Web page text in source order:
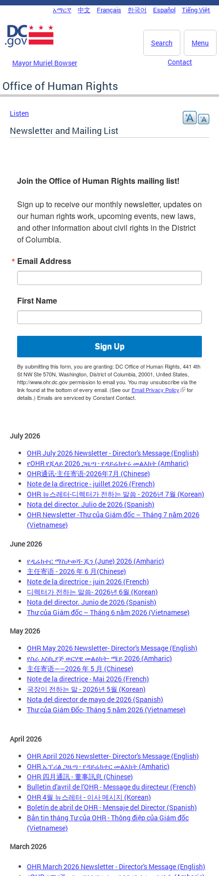
Skip to main content
DC Agency Top Menu
አማርኛ 中文 Français 한국어 Español Tiếng Việt
Menu
Search
Mayor Muriel Bowser Contact
Office of Human Rights
Listen
Newsletter and Mailing List
Join the Office of Human Rights mailing list!
Sign up to receive our monthly newsletter, updates on
our human rights work, upcoming events, new laws,
and other information about civil rights in the District
of Columbia.
Email Address
First Name
Sign Up
By submitting this form, you are granting: DC Office of Human Rights, 441 4th
St NW Ste 570N, Washington, District of Columbia, 20001, United States,
http://www.ohr.dc.gov permission to email you. You may unsubscribe via the
link found at the bottom of every email. (See our Email Privacy Policy
for
details.) Emails are serviced by Constant Contact.
July 2026
OHR July 2026 Newsletter - Director's Message (English)
የOHR የጁላይ 2026 ጋዜጣ - የዳይሬክተሩ መልእክት (Amharic)
OHR通讯-主任寄语-2026年7月 (Chinese)
Note de la directrice - juillet 2026 (French)
OHR 뉴스레터-디렉터가 전하는 말씀 - 2026년 7월 (Korean)
Nota del director. Julio de 2026 (Spanish)
OHR Newsletter -Thư của Giám đốc – Tháng 7 năm 2026
(Vietnamese)
June 2026
የዲሬክተር ማስታወሻ- ጁን (June) 2026 (Amharic)
主任寄语 - 2026 年 6 月(Chinese)
Note de la directrice - juin 2026 (French)
디렉터가 전하는 말씀- 2026년 6월 (Korean)
Nota del director. Junio de 2026 (Spanish)
Thư của Giám đốc – Tháng 6 năm 2026 (Vietnamese)
May 2026
OHR May 2026 Newsletter- Director's Message (English)
የስራ አስኪያጅ ወርሃዊ መልዕክት- ሜይ 2026 (Amharic)
主任寄语——2026 年 5 月 (Chinese)
Note de la directrice - Mai 2026 (French)
국장이 전하는 말 - 2026년 5월 (Korean)
Nota del director de mayo de 2026 (Spanish)
Thư của Giám Đốc- Tháng 5 năm 2026 (Vietnamese)
April 2026
OHR April 2026 Newsletter- Director's Message (English)
OHR ኤፕሪል ጋዜጣ - የዳይሬክተር መልእክት (Amharic)
OHR 四月通訊 - 董事訊息 (Chinese)
Bulletin d'avril de l'OHR - Message du directeur (French)
OHR 4월 뉴스레터 - 이사 메시지 (Korean)
Boletín de abril de OHR - Mensaje del Director (Spanish)
Bản tin tháng Tư của OHR - Thông điệp của Giám đốc
(Vietnamese)
March 2026
OHR March 2026 Newsletter - Director's Message (English)